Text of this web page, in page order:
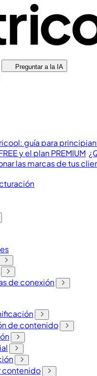
Preguntar a la IA
guía para
y el plan PREMIUM
las marcas de tus
de conexión
de contenido
contenido